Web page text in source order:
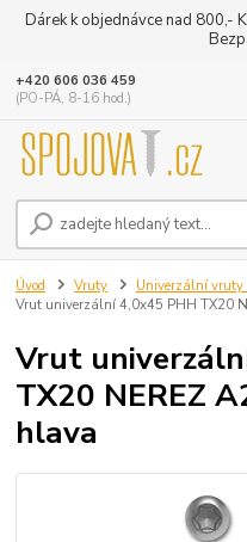
Dárek k objednávce nad 800,-
+420 606 036 459
(PO-PÁ, 8-16 hod.)
Úvod Vruty Univerzální
Vrut univerzální 4,0x45 PHH TX20
Vrut
TX20 NEREZ
hlava